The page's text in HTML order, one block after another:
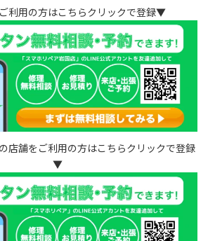
利用の方はこちらクリックで登録▼
店舗をご利用の方はこちらクリックで登録
▼